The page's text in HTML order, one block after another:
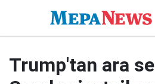
Trump'tan ara